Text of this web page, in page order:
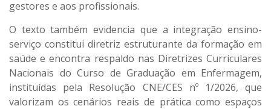
gestores e aos profissionais.
O texto também evidencia que a integração ensino-
serviço constitui diretriz estruturante da formação em
saúde e encontra respaldo nas Diretrizes Curriculares
Nacionais do Curso de Graduação em Enfermagem,
instituídas pela Resolução CNE/CES nº 1/2026, que
valorizam os cenários reais de prática como espaços